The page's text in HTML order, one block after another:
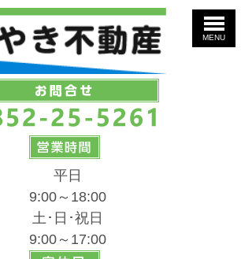
MENU
平日
9:00～18:00
土･日･祝日
9:00～17:00